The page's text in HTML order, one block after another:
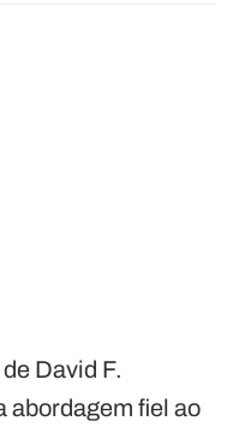
David F.
abordagem fiel ao